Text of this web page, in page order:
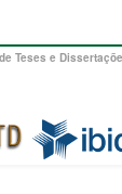
Teses e